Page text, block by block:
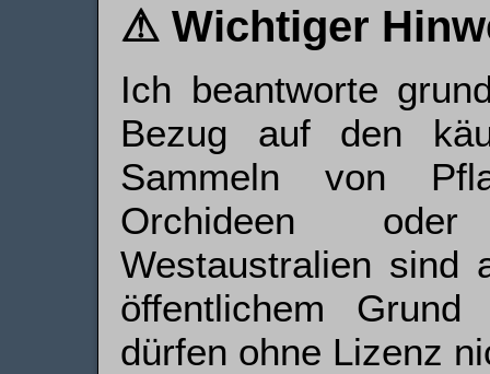
⚠ Wichtiger
Ich beantworte
Bezug auf den
Sammeln von
Orchideen
Westaustralien sind
öffentlichem
dürfen ohne Lizenz